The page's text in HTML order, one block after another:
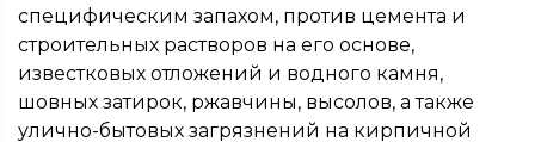
специфическим запахом, против цемента и
строительных растворов на его основе,
известковых отложений и водного камня,
шовных затирок, ржавчины, высолов, а также
улично-бытовых загрязнений на кирпичной